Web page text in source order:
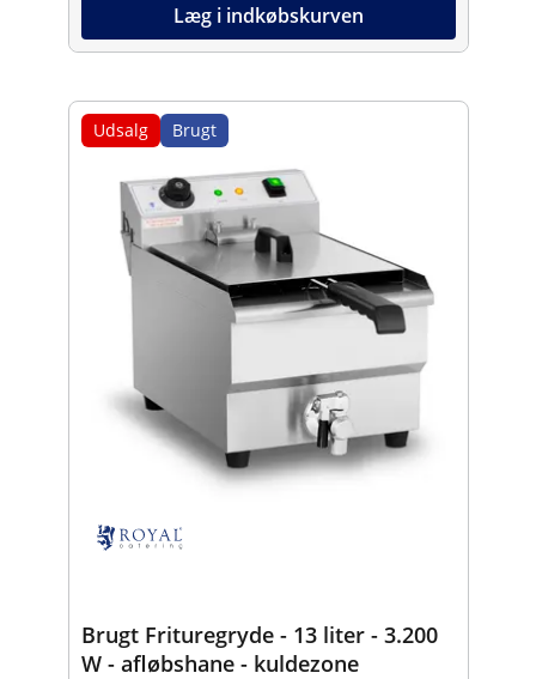
Læg i indkøbskurven
Udsalg Brugt
Brugt Frituregryde - 13 liter - 3.200
W - afløbshane - kuldezone